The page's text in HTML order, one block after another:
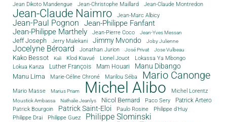
Jean Dikoto Mandengue Jean-Christophe Maillard Jean-Claude Montredon
Jean-Claude Naimro Jean-Marc Albicy
Jean-Paul Pognon
Jean-Philippe Fanfant
Jean-Philippe Marthely
Jean-Pierre Coco Jean-Yves Messan
Jeff Joseph Jerry Malekani Jimmy Mvondo Joby Julienne
Jocelyne Béroard Jonathan Jurion José Privat Jose Vulbeau
Kako Bessot Kali Klod Kiavué Lionel Jouot
Lokassa Ya Mbongo
Lokua Kanza
Luther François Mam Houari Manu Dibango
Manu Lima Marie-Céline Chroné Marilou Séba Mario Canonge
Mario Masse Marius Priam Michel Alibo Michel Lorentz
Moustick Ambassa Nathalie Jeanlys Nicol Bernard Paco Sery
Patrick Artero
Patrick Bourgoin
Patrick Saint-Eloi Paulo Rosine
Philippe d'Huy
Philippe Drai
Philippe Guez Philippe Slominski